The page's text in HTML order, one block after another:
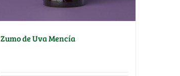
Zumo de Uva Mencía